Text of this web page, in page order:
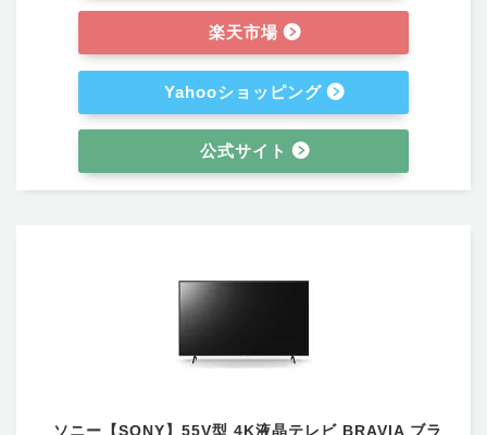
楽天市場
Yahooショッピング
公式サイト
ソニー【SONY】55V型 4K液晶テレビ BRAVIA ブラ